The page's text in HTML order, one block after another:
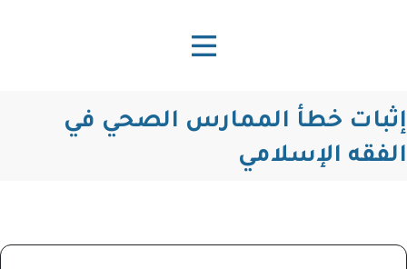
إثبات خطأ الممارس الصحي في
الفقه الإسلامي